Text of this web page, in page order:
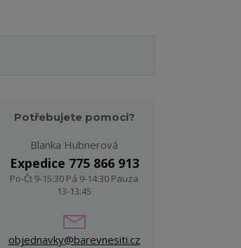
Potřebujete pomoci?
Blanka Hubnerová
Expedice 775 866 913
Po-Čt 9-15:30 Pá 9-14:30 Pauza
13-13:45
objednavky@barevnesiti.cz